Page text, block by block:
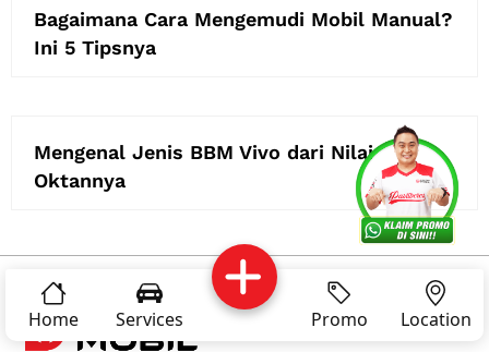
Services Promo Location About Us
Complain Reservasi Article Pro Tips
Home Services Promo Location
Bagaimana Cara Mengemudi Mobil Manual?
Ini 5 Tipsnya
Mengenal Jenis BBM Vivo dari Nilai
Oktannya